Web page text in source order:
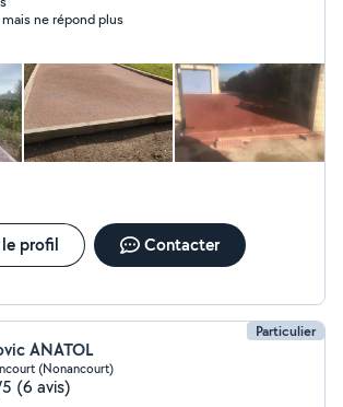
ne répond plus
profil Contacter
Particulier
ANATOL
(Nonancourt)
(6 avis)